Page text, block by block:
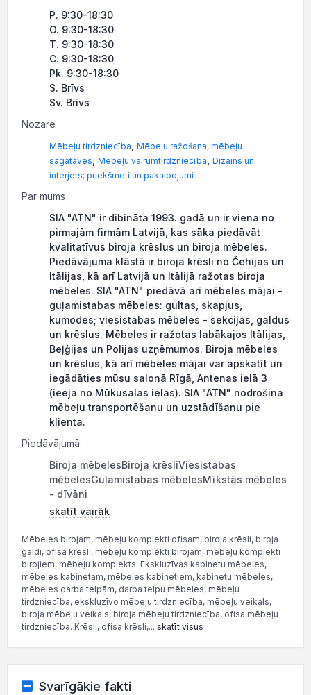
P. 9:30-18:30
O. 9:30-18:30
T. 9:30-18:30
C. 9:30-18:30
Pk. 9:30-18:30
S. Brīvs
Sv. Brīvs
Nozare
Mēbeļu tirdzniecība Mēbeļu ražošana, mēbeļu
sagataves Mēbeļu vairumtirdzniecība Dizains un
interjers; priekšmeti un pakalpojumi
Par mums
SIA "ATN" ir dibināta 1993. gadā un ir viena no
pirmajām firmām Latvijā, kas sāka piedāvāt
kvalitatīvus biroja krēslus un biroja mēbeles.
Piedāvājuma klāstā ir biroja krēsli no Čehijas un
Itālijas, kā arī Latvijā un Itālijā ražotas biroja
mēbeles. SIA "ATN" piedāvā arī mēbeles mājai -
guļamistabas mēbeles: gultas, skapjus,
kumodes; viesistabas mēbeles - sekcijas, galdus
un krēslus. Mēbeles ir ražotas labākajos Itālijas,
Beļģijas un Polijas uzņēmumos. Biroja mēbeles
un krēslus, kā arī mēbeles mājai var apskatīt un
iegādāties mūsu salonā Rīgā, Antenas ielā 3
(ieeja no Mūkusalas ielas). SIA "ATN" nodrošina
mēbeļu transportēšanu un uzstādīšanu pie
klienta.
Piedāvājumā:
Biroja mēbelesBiroja krēsliViesistabas
mēbelesGuļamistabas mēbelesMīkstās mēbeles
- dīvāni
skatīt vairāk
Mēbeles birojam, mēbeļu komplekti ofisam, biroja krēsli, biroja
galdi, ofisa krēsli, mēbeļu komplekti birojam, mēbeļu komplekti
birojiem, mēbeļu komplekts. Ekskluzīvas kabinetu mēbeles,
mēbeles kabinetam, mēbeles kabinetiem, kabinetu mēbeles,
mēbeles darba telpām, darba telpu mēbeles, mēbeļu
tirdzniecība, ekskluzīvo mēbeļu tirdzniecība, mēbeļu veikals,
biroja mēbeļu veikals, biroja mēbeļu tirdzniecība, ofisa mēbeļu
tirdzniecība. Krēsli, ofisa krēsli,... skatīt visus
Svarīgākie fakti